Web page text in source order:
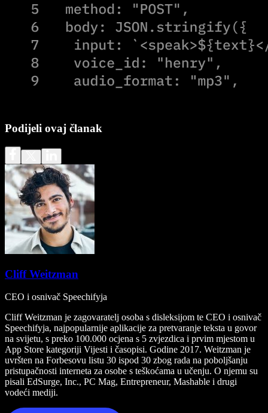
Podijeli ovaj članak
Cliff Weitzman
CEO i osnivač Speechifyja
Cliff Weitzman je zagovaratelj osoba s disleksijom te CEO i osnivač
Speechifyja, najpopularnije aplikacije za pretvaranje teksta u govor
na svijetu, s preko 100.000 ocjena s 5 zvjezdica i prvim mjestom u
App Store kategoriji Vijesti i časopisi. Godine 2017. Weitzman je
uvršten na Forbesovu listu 30 ispod 30 zbog rada na poboljšanju
pristupačnosti interneta za osobe s teškoćama u učenju. O njemu su
pisali EdSurge, Inc., PC Mag, Entrepreneur, Mashable i drugi
vodeći mediji.